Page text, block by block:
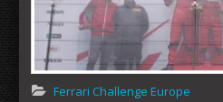
Ferrari Challenge Europe